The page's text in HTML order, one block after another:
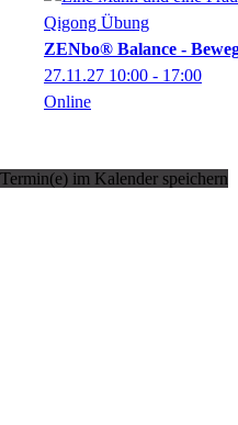
ZENbo® Balance -
27.11.27 10:00 - 17:00
Online
Termin(e) im Kalender speichern